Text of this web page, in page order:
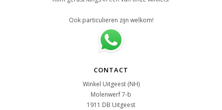
Ook particulieren zijn welkom!
CONTACT
Winkel Uitgeest (NH)
Molenwerf 7-b
1911 DB Uitgeest